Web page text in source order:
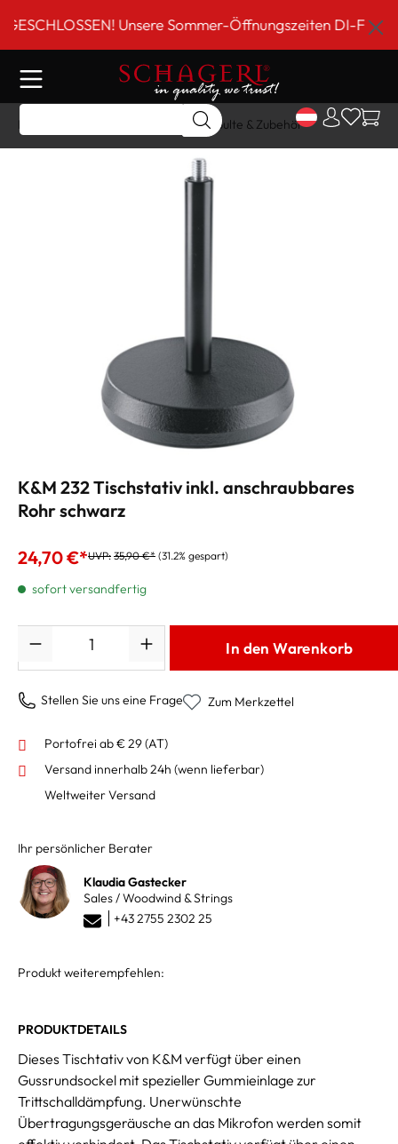
springenUnsere Sommer-Öffnungszeiten DI-FR 9
Home Notenpulte & Zubehör
K&M 232 Tischstativ inkl. anschraubbares
Rohr schwarz
24,70 €*UVP: 35,90 €* (31.2% gespart)
sofort versandfertig
In den Warenkorb
Stellen Sie uns eine Frage Zum Merkzettel
Portofrei ab € 29 (AT)
Versand innerhalb 24h (wenn lieferbar)
Weltweiter Versand
Ihr persönlicher Berater
Klaudia Gastecker
Sales / Woodwind & Strings
+43 2755 2302 25
Produkt weiterempfehlen:
PRODUKTDETAILS
Dieses Tischtativ von K&M verfügt über einen
Gussrundsockel mit spezieller Gummieinlage zur
Trittschalldämpfung. Unerwünschte
Übertragungsgeräusche an das Mikrofon werden somit